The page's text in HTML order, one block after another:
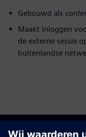
Gebouwd als
Maakt inloggen
de externe sessie
buitenlandse